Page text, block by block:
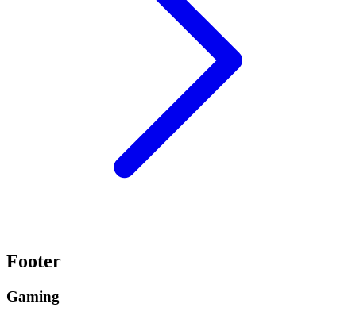
Footer
Gaming